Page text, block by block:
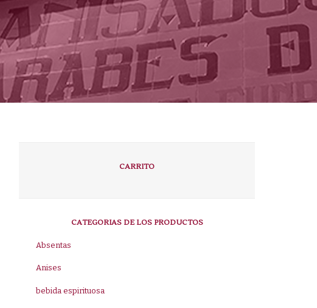
CARRITO
CATEGORIAS DE LOS PRODUCTOS
Absentas
Anises
bebida espirituosa